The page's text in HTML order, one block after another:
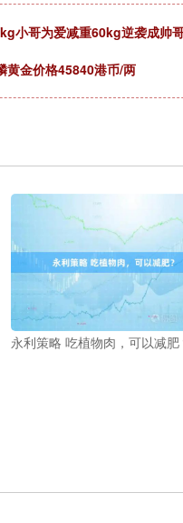
小哥为爱减重60kg逆袭成帅
黄金价格45840港币/两
永利策略 吃植物肉，可以减肥